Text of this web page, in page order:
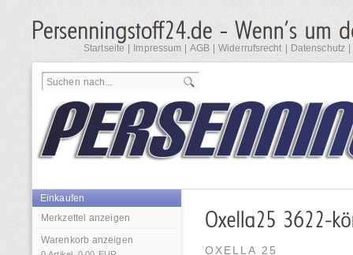
Startseite| Impressum AGB|Widerrufsrecht| Datenschutz
Einkaufen
Merkzettel anzeigen
Warenkorb anzeigen
OXELLA 25